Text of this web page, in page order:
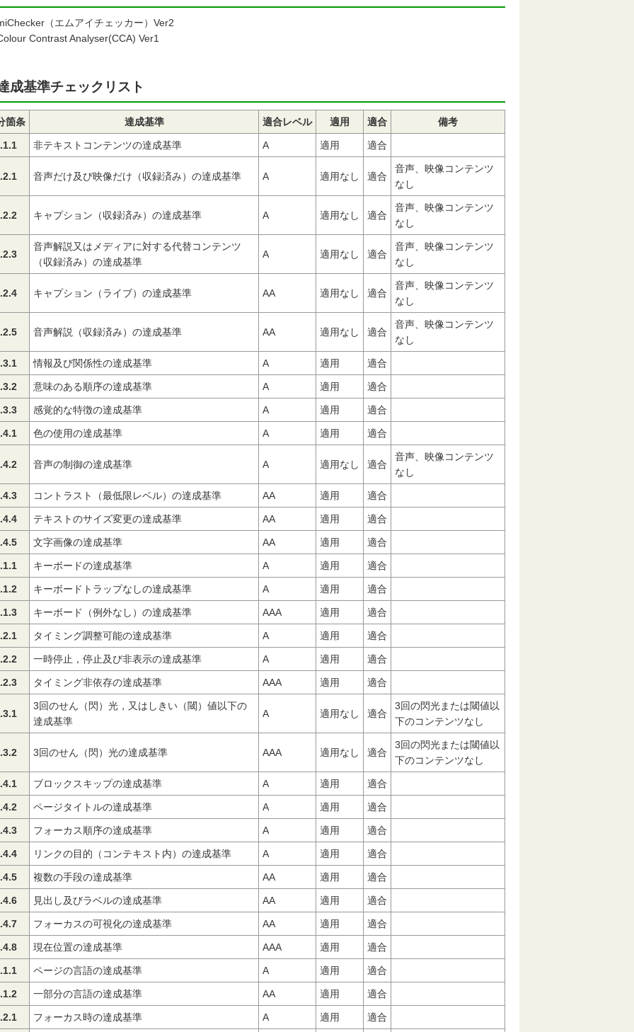
（エムアイチェッカー）Ver2
Contrast Analyser(CCA) Ver1
成基準チェックリスト
箇条 達成基準 適合レベル 適用 適合 備考
非テキストコンテンツの達成基準 A 適用 適合
音声だけ及び映像だけ（収録済み）の達成基準 A 適用なし 適合
音声、映像コンテンツ
なし
キャプション（収録済み）の達成基準 A 適用なし 適合
音声、映像コンテンツ
なし
音声解説又はメディアに対する代替コンテンツ
（収録済み）の達成基準
A 適用なし 適合
音声、映像コンテンツ
なし
キャプション（ライブ）の達成基準 AA 適用なし 適合
音声、映像コンテンツ
なし
音声解説（収録済み）の達成基準 AA 適用なし 適合
音声、映像コンテンツ
なし
情報及び関係性の達成基準 A 適用 適合
意味のある順序の達成基準 A 適用 適合
感覚的な特徴の達成基準 A 適用 適合
色の使用の達成基準 A 適用 適合
音声の制御の達成基準 A 適用なし 適合
音声、映像コンテンツ
なし
コントラスト（最低限レベル）の達成基準 AA 適用 適合
テキストのサイズ変更の達成基準 AA 適用 適合
文字画像の達成基準 AA 適用 適合
キーボードの達成基準 A 適用 適合
キーボードトラップなしの達成基準 A 適用 適合
キーボード（例外なし）の達成基準 AAA 適用 適合
タイミング調整可能の達成基準 A 適用 適合
一時停止，停止及び非表示の達成基準 A 適用 適合
タイミング非依存の達成基準 AAA 適用 適合
3回のせん（閃）光，又はしきい（閾）値以下の
達成基準
A 適用なし 適合
3回の閃光または閾値以
下のコンテンツなし
3回のせん（閃）光の達成基準 AAA 適用なし 適合
3回の閃光または閾値以
下のコンテンツなし
ブロックスキップの達成基準 A 適用 適合
ページタイトルの達成基準 A 適用 適合
フォーカス順序の達成基準 A 適用 適合
リンクの目的（コンテキスト内）の達成基準 A 適用 適合
複数の手段の達成基準 AA 適用 適合
見出し及びラベルの達成基準 AA 適用 適合
フォーカスの可視化の達成基準 AA 適用 適合
現在位置の達成基準 AAA 適用 適合
ページの言語の達成基準 A 適用 適合
一部分の言語の達成基準 AA 適用 適合
フォーカス時の達成基準 A 適用 適合